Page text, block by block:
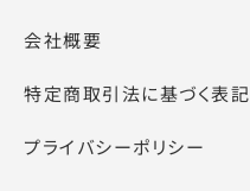
会社概要
特定商取引法に基づく表記
プライバシーポリシー